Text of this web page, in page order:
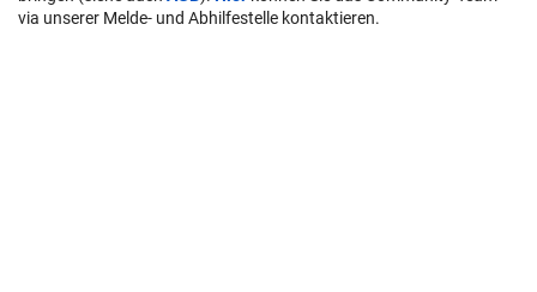
via unserer Melde- und Abhilfestelle kontaktieren.